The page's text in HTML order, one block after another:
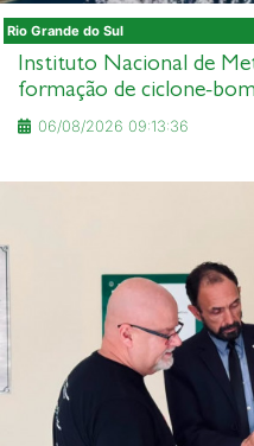
Rio Grande do Sul
Instituto Nacional de
formação de ciclone-
06/08/2026 09:13:36